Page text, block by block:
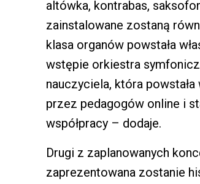
altówka, kontrabas,
zainstalowane zostaną
klasa organów powstała
wstępie orkiestra
nauczyciela, która
przez pedagogów online i
współpracy – dodaje.
Drugi z zaplanowanych
zaprezentowana zostanie